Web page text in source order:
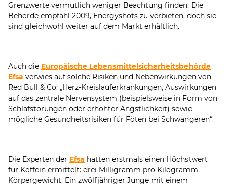
Grenzwerte vermutlich weniger Beachtung finden. Die
Behörde empfahl 2009, Energyshots zu verbieten, doch sie
sind gleichwohl weiter auf dem Markt erhältlich.
Auch die Europäische Lebensmittelsicherheitsbehörde
Efsa verwies auf solche Risiken und Nebenwirkungen von
Red Bull & Co: „Herz-Kreislauferkrankungen, Auswirkungen
auf das zentrale Nervensystem (beispielsweise in Form von
Schlafstörungen oder erhöhter Ängstlichkeit) sowie
mögliche Gesundheitsrisiken für Föten bei Schwangeren“.
Die Experten der Efsa hatten erstmals einen Höchstwert
für Koffein ermittelt: drei Milligramm pro Kilogramm
Körpergewicht. Ein zwölfjähriger Junge mit einem